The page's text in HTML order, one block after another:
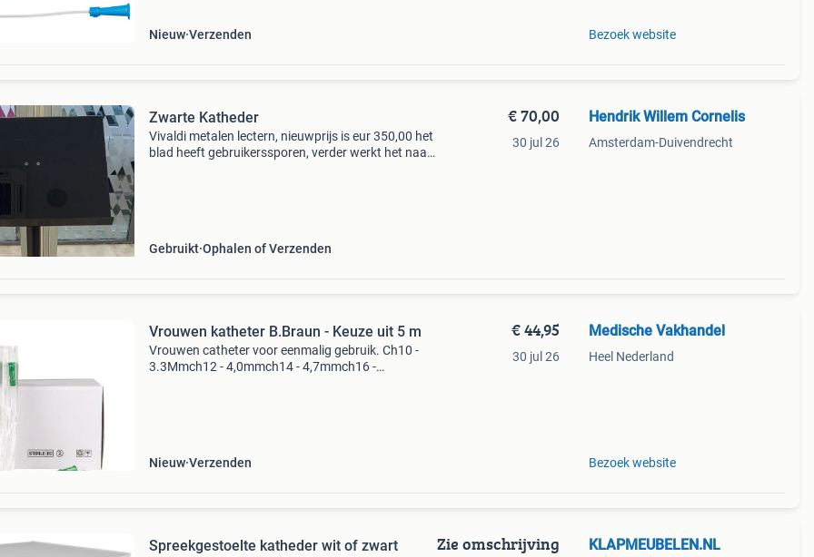
Nieuw Verzenden Bezoek website
Zwarte Katheder
Vivaldi metalen lectern, nieuwprijs is eur 350,00 het
blad heeft gebruikerssporen, verder werkt het naar
Gebruikt Ophalen of Verzenden
€ 70,00
30 jul 26
Hendrik Willem Cornelis
Amsterdam-Duivendrecht
Vrouwen katheter B.Braun - Keuze uit 5 m
Vrouwen catheter voor eenmalig gebruik. Ch10 -
3.3Mmch12 - 4,0mmch14 - 4,7mmch16 -
Nieuw Verzenden
€ 44,95
30 jul 26
Medische Vakhandel
Heel Nederland
Bezoek website
Spreekgestoelte katheder wit of zwart Zie omschrijving KLAPMEUBELEN.NL